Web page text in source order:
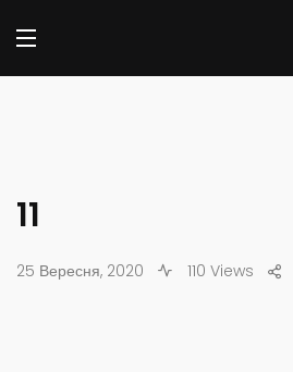
11
25 Вересня, 2020 110 Views